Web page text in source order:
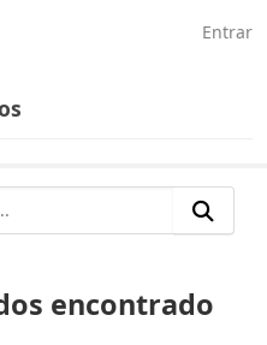
Entrar
encontrado